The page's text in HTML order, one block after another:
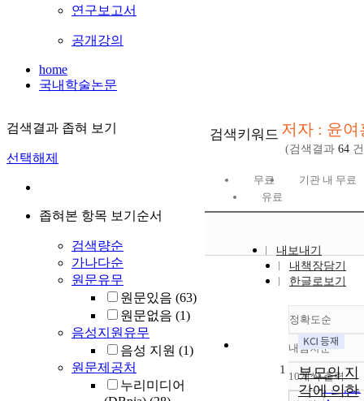
연구보고서
공개강의
home
국내학술논문
검색결과 좁혀 보기
선택해제
좁혀본 항목 보기순서
검색량순
가나다순
원문유무
원문있음 (63)
원문없음 (1)
음성지원유무
음성 지원 (1)
원문제공처
누리미디어
검색키워드 저자 : 윤여
(검색결과 64
무료
기관 내 무료
유료
내보내기
내책장담기
한글로보기
정확도순
정확도
순
인기도
내림차순
내림차
10개씩 출력
1
부모의 지
각에 의한